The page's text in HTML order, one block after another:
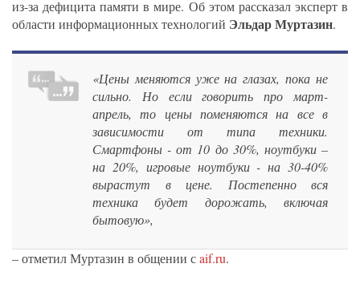
из-за дефицита памяти в мире. Об этом рассказал эксперт в
области информационных технологий Эльдар Муртазин.
«Цены меняются уже на глазах, пока не
сильно. Но если говорить про март-
апрель, то цены поменяются на все в
зависимости от типа техники.
Смартфоны - от 10 до 30%, ноутбуки –
на 20%, игровые ноутбуки - на 30-40%
вырастут в цене. Постепенно вся
техника будет дорожать, включая
бытовую»,
– отметил Муртазин в общении сaif.ru.